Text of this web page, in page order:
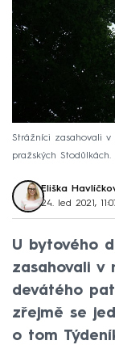
Strážníci zasahovali
pražských Stodůlkách.
Eliška
24. led 2021,
U bytového
zasahovali v
devátého
zřejmě se
o tom